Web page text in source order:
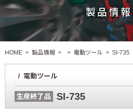
製品情報
HOME 製品情報 電動ツール SI-735
電動ツール
生産終了品 SI-735